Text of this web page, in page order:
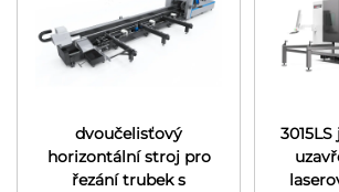
dvoučelisťový
horizontální stroj pro
řezání trubek s